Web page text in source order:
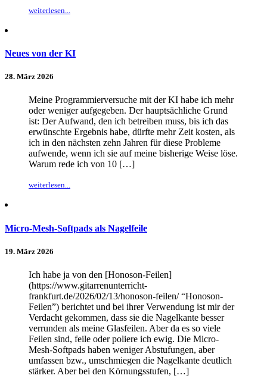
weiterlesen...
Neues von der KI
28. März 2026
Meine Programmierversuche mit der KI habe ich mehr
oder weniger aufgegeben. Der hauptsächliche Grund
ist: Der Aufwand, den ich betreiben muss, bis ich das
erwünschte Ergebnis habe, dürfte mehr Zeit kosten, als
ich in den nächsten zehn Jahren für diese Probleme
aufwende, wenn ich sie auf meine bisherige Weise löse.
Warum rede ich von 10 […]
weiterlesen...
Micro-Mesh-Softpads als Nagelfeile
19. März 2026
Ich habe ja von den [Honoson-Feilen]
(https://www.gitarrenunterricht-
frankfurt.de/2026/02/13/honoson-feilen/ “Honoson-
Feilen”) berichtet und bei ihrer Verwendung ist mir der
Verdacht gekommen, dass sie die Nagelkante besser
verrunden als meine Glasfeilen. Aber da es so viele
Feilen sind, feile oder poliere ich ewig. Die Micro-
Mesh-Softpads haben weniger Abstufungen, aber
umfassen bzw., umschmiegen die Nagelkante deutlich
stärker. Aber bei den Körnungsstufen, […]